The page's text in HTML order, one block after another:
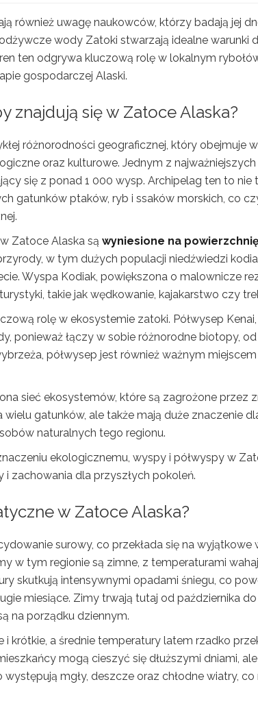
również uwagę naukowców, którzy badają jej
wody Zatoki stwarzają idealne warunki
ten odgrywa kluczową rolę w lokalnym
gospodarczej Alaski.
znajdują się w Zatoce Alaska?
różnorodności geograficznej, który obejmuje
oraz kulturowe. Jednym z
się z ponad 1 000 wysp. Archipelag ten to
gatunków ptaków, ryb i ssaków morskich, co
Zatoce Alaska są wyniesione na
w tym dużych populacji niedźwiedzi
Wyspa Kodiak, powiększona o malownicze
takie jak wędkowanie, kajakarstwo czy
rolę w ekosystemie zatoki. Półwysep
ponieważ łączy w sobie różnorodne biotopy,
półwysep jest również ważnym
sieć ekosystemów, które są zagrożone przez
gatunków, ale także mają duże znaczenie
naturalnych tego regionu.
ekologicznemu, wyspy i półwyspy w
i zachowania dla przyszłych pokoleń.
w Zatoce Alaska?
surowy, co przekłada się na wyjątkowe
w tym regionie są zimne, z temperaturami
skutkują intensywnymi opadami śniegu, co
miesiące. Zimy trwają tutaj od października
na porządku dziennym.
i krótkie, a średnie temperatury latem rzadko
mogą cieszyć się dłuższymi dniami,
mgły, deszcze oraz chłodne wiatry,